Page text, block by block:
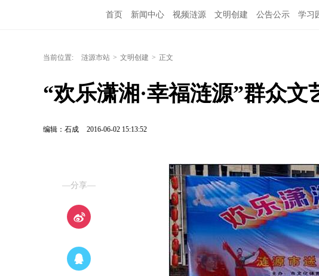
首页 新闻中心 视频涟源 文明创建 公告公示 学习
当前位置: 涟源市站 > 文明创建 > 正文
“欢乐潇湘·幸福涟源”群众
编辑：石成 2016-06-02 15:13:52
—分享—